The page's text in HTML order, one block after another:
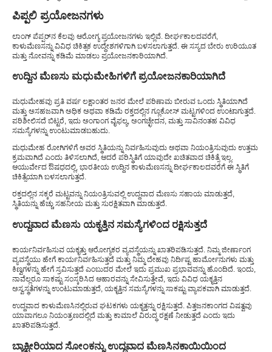
ಪಿಪ್ಪಲಿ ಪ್ರಯೋಜನಗಳು
ಲಾಂಗ್ ಪೆಪ್ಪರ್‌ನ ಕೆಲವು ಆರೋಗ್ಯ ಪ್ರಯೋಜನಗಳು ಇಲ್ಲಿವೆ. ದೀರ್ಘಕಾಲದವರೆಗೆ,
ಕಾಳುಮೆಣಸನ್ನು ವಿವಿಧ ಚಿಕಿತ್ಸಕ ಉದ್ದೇಶಗಳಿಗಾಗಿ ಬಳಸಲಾಗುತ್ತದೆ. ಈ ಸಸ್ಯದ ಬೇರು ಉರಿಯೂತ
ಮತ್ತು ನೋವನ್ನು ಕಡಿಮೆ ಮಾಡಲು ಪ್ರಯೋಜನಕಾರಿಯಾಗಿದೆ.
ಉದ್ದಿನ ಮೆಣಸು ಮಧುಮೇಹಿಗಳಿಗೆ ಪ್ರಯೋಜನಕಾರಿಯಾಗಿದೆ
ಮಧುಮೇಹವು ಪ್ರತಿ ವರ್ಷ ಲಕ್ಷಾಂತರ ಜನರ ಮೇಲೆ ಪರಿಣಾಮ ಬೀರುವ ಒಂದು ಸ್ಥಿತಿಯಾಗಿದೆ
ಮತ್ತು ಅಸಹಜವಾಗಿ ಅಧಿಕ ಅಥವಾ ಕಡಿಮೆ ರಕ್ತದಲ್ಲಿನ ಗ್ಲೂಕೋಸ್ ಮಟ್ಟಗಳಿಂದ ಉಂಟಾಗುತ್ತದೆ.
ಪರಿಶೀಲಿಸದೆ ಬಿಟ್ಟರೆ, ಇದು ಅಂಗಾಂಗ ವೈಫಲ್ಯ, ಅಂಗಚ್ಛೇದನ, ಮತ್ತು ಸಾವಿನಂತಹ ವಿವಿಧ
ಸಮಸ್ಯೆಗಳನ್ನು ಉಂಟುಮಾಡಬಹುದು.
ಮಧುಮೇಹ ರೋಗಿಗಳಿಗೆ ಅವರ ಸ್ಥಿತಿಯನ್ನು ನಿರ್ವಹಿಸುವುದು ಅಥವಾ ನಿಯಂತ್ರಿಸುವುದು ಉತ್ತಮ
ಕ್ರಮವಾಗಿದೆ ಎಂದು ತಿಳಿಸಲಾಗಿದೆ, ಆದರೆ ಪರಿಸ್ಥಿತಿಗೆ ಯಾವುದೇ ಖಚಿತವಾದ ಚಿಕಿತ್ಸೆ ಇಲ್ಲ.
ಆಯುರ್ವೇದ ಔಷಧದಲ್ಲಿ, ಭಾರತೀಯ ಉದ್ದಿನ ಕಾಳುಮೆಣಸನ್ನು ದೀರ್ಘಕಾಲದವರೆಗೆ ಈ ಸ್ಥಿತಿಗೆ
ಚಿಕಿತ್ಸೆಯಾಗಿ ಬಳಸಲಾಗುತ್ತದೆ.
ರಕ್ತದಲ್ಲಿನ ಸಕ್ಕರೆ ಮಟ್ಟವನ್ನು ನಿಯಂತ್ರಿಸುವಲ್ಲಿ ಉದ್ದವಾದ ಮೆಣಸು ಸಹಾಯ ಮಾಡುತ್ತದೆ,
ಸ್ಥಿತಿಯನ್ನು ಹೆಚ್ಚು ಸಹನೀಯ ಮತ್ತು ಸುರಕ್ಷಿತವಾಗಿ ಮಾಡುತ್ತದೆ.
ಉದ್ದವಾದ ಮೆಣಸು ಯಕೃತ್ತಿನ ಸಮಸ್ಯೆಗಳಿಂದ ರಕ್ಷಿಸುತ್ತದೆ
ಕಾರ್ಯನಿರ್ವಹಿಸುವ ಯಕೃತ್ತು ಆರೋಗ್ಯಕರ ವ್ಯವಸ್ಥೆಯನ್ನು ಖಾತರಿಪಡಿಸುತ್ತದೆ. ನಿಮ್ಮ ಜೀರ್ಣಾಂಗ
ವ್ಯವಸ್ಥೆಯು ಹೇಗೆ ಕಾರ್ಯನಿರ್ವಹಿಸುತ್ತದೆ ಮತ್ತು ನಿಮ್ಮ ದೇಹವು ನಿರ್ದಿಷ್ಟ ಹಾರ್ಮೋನುಗಳು ಮತ್ತು
ಕಿಣ್ವಗಳನ್ನು ಹೇಗೆ ಸ್ರವಿಸುತ್ತದೆ ಎಂಬುದರ ಮೇಲೆ ಇದು ಪ್ರಮುಖ ಪ್ರಭಾವವನ್ನು ಹೊಂದಿದೆ. ಇಂದು,
ನಾವೆಲ್ಲರೂ ಸಾಕಷ್ಟು ಸಂಸ್ಕರಿಸಿದ ಆಹಾರವನ್ನು ಸೇವಿಸುತ್ತೇವೆ, ಇದು ವಿವಿಧ ಯಕೃತ್ತಿನ
ಅಸ್ವಸ್ಥತೆಗಳನ್ನು ಉಂಟುಮಾಡುತ್ತದೆ, ಯಕೃತ್ತಿನ ಸಮಸ್ಯೆಗಳನ್ನು ಸಾಕಷ್ಟು ವ್ಯಾಪಕವಾಗಿ ಮಾಡುತ್ತದೆ.
ಉದ್ದವಾದ ಕಾಳುಮೆಣಸಿನಲ್ಲಿರುವ ಘಟಕಗಳು ಯಕೃತ್ತನ್ನು ರಕ್ಷಿಸುತ್ತದೆ. ಪಿತ್ತಜನಕಾಂಗದ ವಿಷತ್ವವು
ಯಾವಾಗಲೂ ನಿಯಂತ್ರಣದಲ್ಲಿದೆ ಮತ್ತು ಕಾಮಾಲೆ ವಿರುದ್ಧ ರಕ್ಷಣೆ ನೀಡುತ್ತದೆ ಎಂದು ಇದು
ಖಾತರಿಪಡಿಸುತ್ತದೆ.
ಬ್ಯಾಕ್ಟೀರಿಯಾದ ಸೋಂಕನ್ನು ಉದ್ದವಾದ ಮೆಣಸಿನಕಾಯಿಯಿಂದ